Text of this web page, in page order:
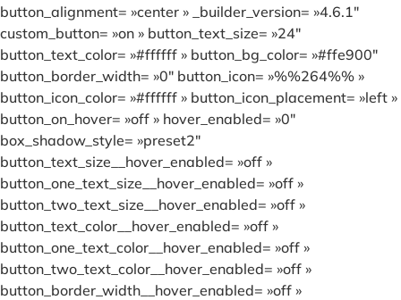
button_alignment= »center » _builder_version= »4.6.1″
custom_button= »on » button_text_size= »24″
button_text_color= »#ffffff » button_bg_color= »#ffe900″
button_border_width= »0″ button_icon= »%%264%% »
button_icon_color= »#ffffff » button_icon_placement= »left »
button_on_hover= »off » hover_enabled= »0″
box_shadow_style= »preset2″
button_text_size__hover_enabled= »off »
button_one_text_size__hover_enabled= »off »
button_two_text_size__hover_enabled= »off »
button_text_color__hover_enabled= »off »
button_one_text_color__hover_enabled= »off »
button_two_text_color__hover_enabled= »off »
button_border_width__hover_enabled= »off »